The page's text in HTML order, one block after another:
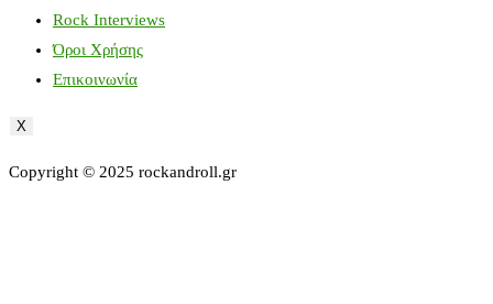
Rock Interviews
Όροι Χρήσης
Επικοινωνία
X
Copyright © 2025 rockandroll.gr